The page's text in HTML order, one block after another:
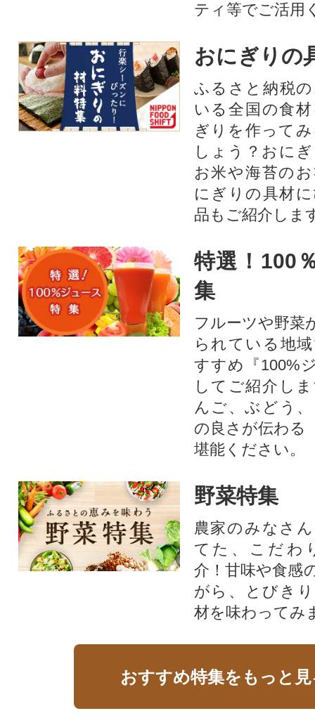
ティ等でご活用
おにぎりの
ふるさと納税
いる全国の食
ぎりを作って
しょう？おに
お米や海苔の
にぎりの具材
品もご紹介しま
特選！100
集
フルーツや野菜
られている地
すすめ『100%
してご紹介し
んご、ぶどう
の良さが伝わる
堪能ください。
野菜特集
農家のみなさ
てた、こだわ
介！甘味や食感
がら、とびき
材を味わってみ
おすすめ特集をもっと